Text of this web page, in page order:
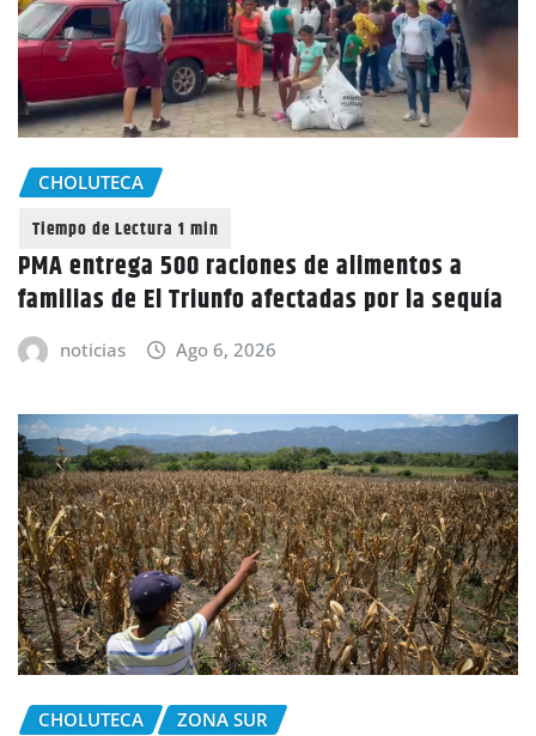
CHOLUTECA
PMA entrega 500 raciones de alimentos a
familias de El Triunfo afectadas por la sequía
noticias Ago 6, 2026
CHOLUTECA ZONA SUR